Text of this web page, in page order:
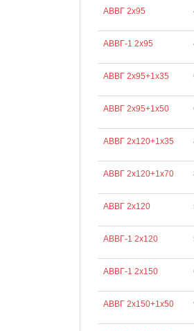
АВВГ 2х95
АВВГ-1 2х95
АВВГ 2х95+1х35
АВВГ 2х95+1х50
АВВГ 2х120+1х35
АВВГ 2х120+1х70
АВВГ 2х120
АВВГ-1 2х120
АВВГ-1 2х150
АВВГ 2х150+1х50